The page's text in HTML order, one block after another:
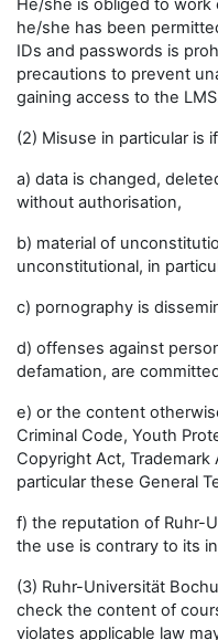
He/she is obliged to
he/she has been
IDs and passwords is
precautions to prevent
gaining access to the
(2) Misuse in particular is
a) data is changed,
without authorisation,
b) material of
unconstitutional, in
c) pornography is
d) offenses against
defamation, are
e) or the content
Criminal Code, Youth
Copyright Act, Trademark
particular these General
f) the reputation of Ruhr-
the use is contrary to its
(3) Ruhr-Universität
check the content of
violates applicable law